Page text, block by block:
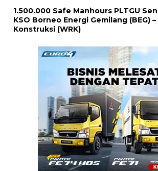
1.500.000 Safe Manhours PLTGU
KSO Borneo Energi Gemilang (BEG)
Konstruksi (WRK)